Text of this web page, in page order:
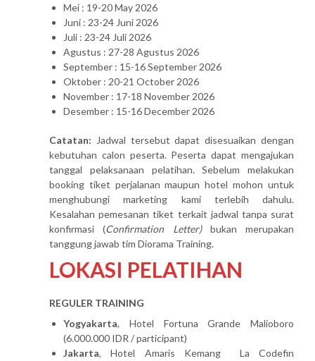
Mei : 19-20 May 2026
Juni : 23-24 Juni 2026
Juli : 23-24 Juli 2026
Agustus : 27-28 Agustus 2026
September : 15-16 September 2026
Oktober : 20-21 October 2026
November : 17-18 November 2026
Desember : 15-16 December 2026
Catatan: Jadwal tersebut dapat disesuaikan dengan
kebutuhan calon peserta. Peserta dapat mengajukan
tanggal pelaksanaan pelatihan. Sebelum melakukan
booking tiket perjalanan maupun hotel mohon untuk
menghubungi marketing kami terlebih dahulu.
Kesalahan pemesanan tiket terkait jadwal tanpa surat
konfirmasi (Confirmation Letter)bukan merupakan
tanggung jawab tim Diorama Training.
LOKASI PELATIHAN
REGULER TRAINING
Yogyakarta, Hotel Fortuna Grande Malioboro
(6.000.000 IDR / participant)
Jakarta, Hotel Amaris Kemang La Codefin